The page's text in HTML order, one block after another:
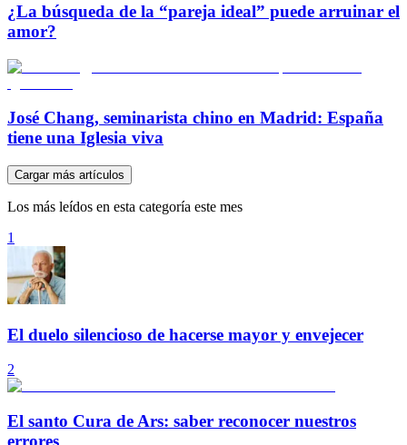
¿La búsqueda de la “pareja ideal” puede arruinar el
amor?
José Chang, seminarista chino en Madrid: España
tiene una Iglesia viva
Cargar más artículos
Los más leídos en esta categoría este mes
1
El duelo silencioso de hacerse mayor y envejecer
2
El santo Cura de Ars: saber reconocer nuestros
errores